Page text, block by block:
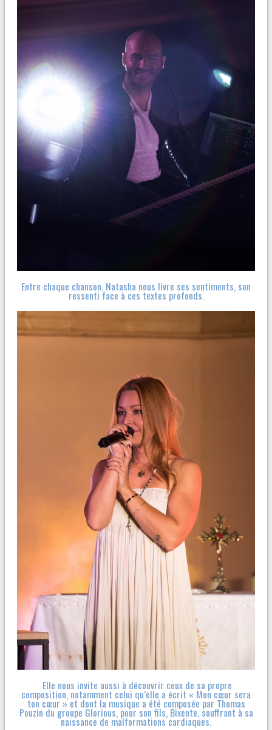
Entre chaque chanson, Natasha nous livre ses sentiments, son
ressenti face à ces textes profonds.
Elle nous invite aussi à découvrir ceux de sa propre
composition, notamment celui qu’elle a écrit « Mon cœur sera
ton cœur » et dont la musique a été composée par Thomas
Pouzin du groupe Glorious, pour son fils, Bixente, souffrant à sa
naissance de malformations cardiaques.